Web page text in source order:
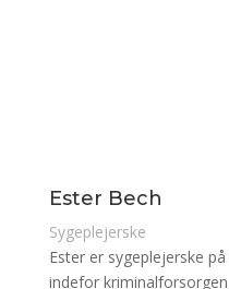
Ester Bech
Sygeplejerske
Ester er sygeplejerske
indefor